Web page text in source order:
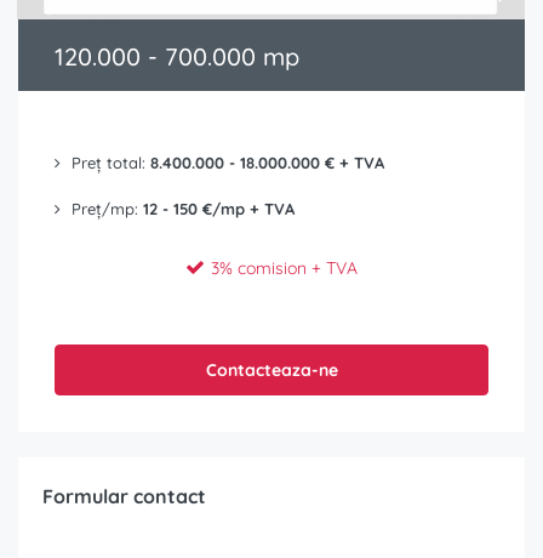
120.000 - 700.000 mp
Preț total: 8.400.000 - 18.000.000 € + TVA
Preț/mp: 12 - 150 €/mp + TVA
3% comision + TVA
Contacteaza-ne
Formular contact